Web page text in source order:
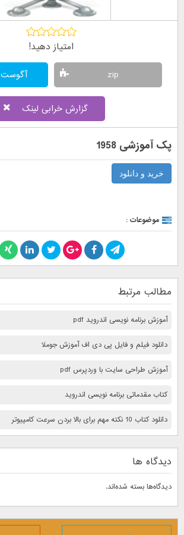
امتیاز دهید!
zip آگوست 21, 2019
گزارش خرابی لینک
پک آموزشی 1958
خرید و دانلود
موضوعات :
مطالب مرتبط
آموزش برنامه نویسی اندروید pdf
دانلود فیلم و فایل پی دی اف آموزش جوملا
آموزش طراحی سایت با وردپرس pdf
کتاب مقدماتی برنامه نویسی اندروید
دانلود کتاب 10 نكته مهم برای بالا بردن سرعت كامپيوتر
دیدگاه ها
دیدگاه‌ها بسته شده‌اند.